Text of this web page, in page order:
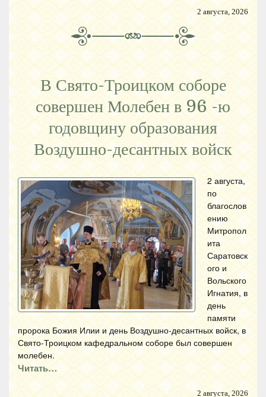
2 августа, 2026
В Свято-Троицком соборе
совершен Молебен в 96 -ю
годовщину образования
Воздушно-десантных войск
2 августа,
по
благослов
ению
Митропол
ита
Саратовск
ого и
Вольского
Игнатия, в
день
памяти
пророка Божия Илии и день Воздушно-десантных войск, в
Свято-Троицком кафедральном соборе был совершен
молебен.
Читать…
2 августа, 2026